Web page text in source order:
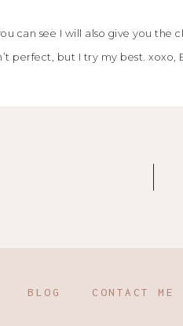
can see I will also give you
perfect, but I try my best. xoxo,
BLOG CONTACT ME